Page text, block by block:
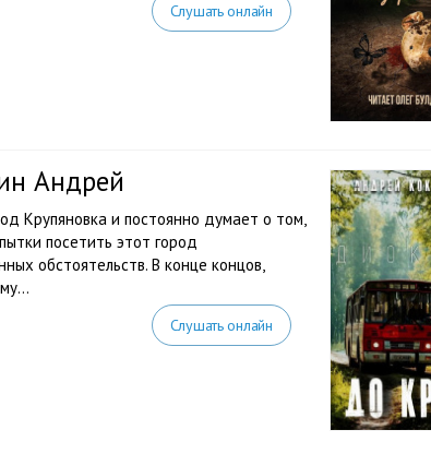
Слушать онлайн
Андрей
Крупяновка и постоянно думает о том,
посетить этот город
обстоятельств. В конце концов,
Слушать онлайн